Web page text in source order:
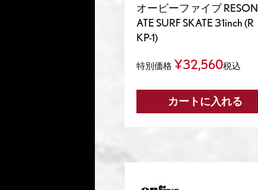
オービーファイブ RESON
ATE SURF SKATE 31inch (R
KP-1)
特別価格 ¥32,560税込
カートに入れる